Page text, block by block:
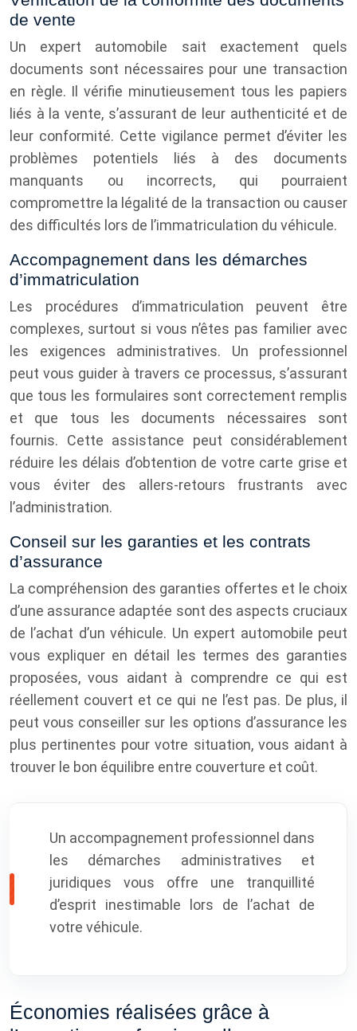
de vente
Un expert automobile sait exactement quels
documents sont nécessaires pour une transaction
en règle. Il vérifie minutieusement tous les papiers
liés à la vente, s’assurant de leur authenticité et de
leur conformité. Cette vigilance permet d’éviter les
problèmes potentiels liés à des documents
manquants ou incorrects, qui pourraient
compromettre la légalité de la transaction ou causer
des difficultés lors de l’immatriculation du véhicule.
Accompagnement dans les démarches
d’immatriculation
Les procédures d’immatriculation peuvent être
complexes, surtout si vous n’êtes pas familier avec
les exigences administratives. Un professionnel
peut vous guider à travers ce processus, s’assurant
que tous les formulaires sont correctement remplis
et que tous les documents nécessaires sont
fournis. Cette assistance peut considérablement
réduire les délais d’obtention de votre carte grise et
vous éviter des allers-retours frustrants avec
l’administration.
Conseil sur les garanties et les contrats
d’assurance
La compréhension des garanties offertes et le choix
d’une assurance adaptée sont des aspects cruciaux
de l’achat d’un véhicule. Un expert automobile peut
vous expliquer en détail les termes des garanties
proposées, vous aidant à comprendre ce qui est
réellement couvert et ce qui ne l’est pas. De plus, il
peut vous conseiller sur les options d’assurance les
plus pertinentes pour votre situation, vous aidant à
trouver le bon équilibre entre couverture et coût.
Un accompagnement professionnel dans
les démarches administratives et
juridiques vous offre une tranquillité
d’esprit inestimable lors de l’achat de
votre véhicule.
Économies réalisées grâce à